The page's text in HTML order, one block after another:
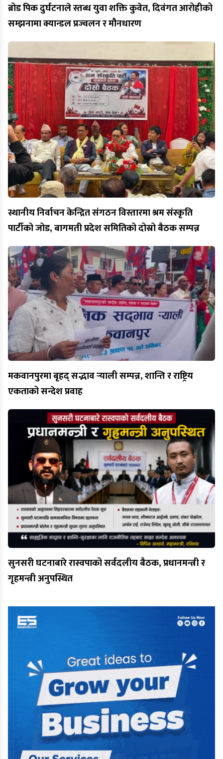
ब्रोड पिक दुर्घटनाले स्तब्ध युवा शक्ति कुवेत, दिवंगत आरोहीको
सम्झनामा क्यान्डल प्रज्वलन र मौनधारण
स्थानीय निर्वाचन केन्द्रित संगठन विस्तारमा श्रम संस्कृति
पार्टीको जोड, बागमती प्रदेश समितिको दोस्रो बैठक सम्पन्न
मकवानपुरमा बृहद् सद्भाव र्‍याली सम्पन्न, शान्ति र राष्ट्रिय
एकताको सन्देश प्रवाह
सुनसरी घटनाबारे रास्वपाको सर्वदलीय बैठक, प्रधानमन्त्री र
गृहमन्त्री अनुपस्थित